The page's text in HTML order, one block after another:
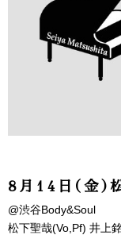
8月14日(金)
@渋谷Body&Soul
松下聖哉(Vo,Pf) 井上